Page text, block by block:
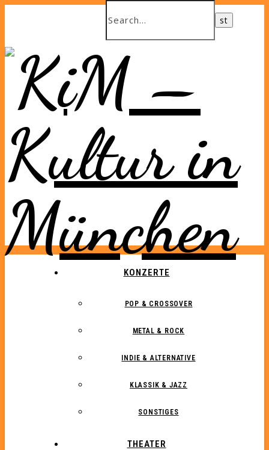
KONZERTE
POP & CROSSOVER
METAL & ROCK
INDIE & ALTERNATIVE
KLASSIK & JAZZ
SONSTIGES
THEATER